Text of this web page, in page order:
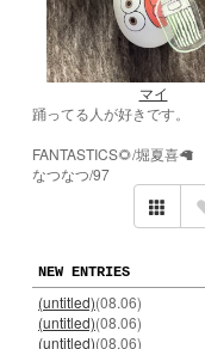
マイ
踊ってる人が好きです。
FANTASTICS🌻/堀夏喜🦙
なつなつ/97
NEW ENTRIES
(untitled)(08.06)
(untitled)(08.06)
(untitled)(08.06)